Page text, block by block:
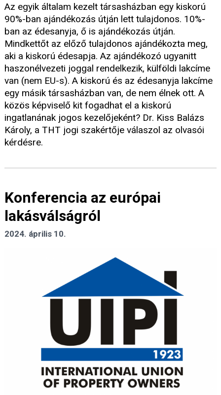
Az egyik általam kezelt társasházban egy kiskorú
90%-ban ajándékozás útján lett tulajdonos. 10%-
ban az édesanyja, ő is ajándékozás útján.
Mindkettőt az előző tulajdonos ajándékozta meg,
aki a kiskorú édesapja. Az ajándékozó ugyanitt
haszonélvezeti joggal rendelkezik, külföldi lakcíme
van (nem EU-s). A kiskorú és az édesanyja lakcíme
egy másik társasházban van, de nem élnek ott. A
közös képviselő kit fogadhat el a kiskorú
ingatlanának jogos kezelőjeként? Dr. Kiss Balázs
Károly, a THT jogi szakértője válaszol az olvasói
kérdésre.
Konferencia az európai
lakásválságról
2024. április 10.